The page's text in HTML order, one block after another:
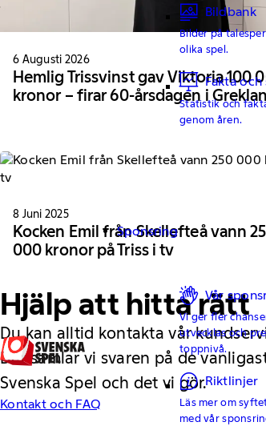
Bildbank
Bilder på
olika spel.
Fakta
Statistik och
genom åren.
Sponsring
Vår
Vi ger fler
utvecklas och
toppnivå.
Riktlinjer
Läs mer om
med vår
6 Augusti 2026
Hemlig Trissvinst gav Viktoria 100
kronor – firar 60-årsdagen i
8 Juni 2025
Kocken Emil från Skellefteå vann
000 kronor på Triss i tv
Hjälp att hitta rätt
Du kan alltid kontakta vår
Där samlar vi svaren på de
Svenska Spel och det vi gör.
Kontakt och FAQ